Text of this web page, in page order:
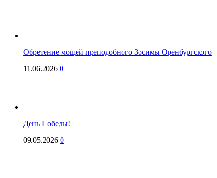
Обретение мощей преподобного Зосимы Оренбургского
11.06.2026 0
День Победы!
09.05.2026 0